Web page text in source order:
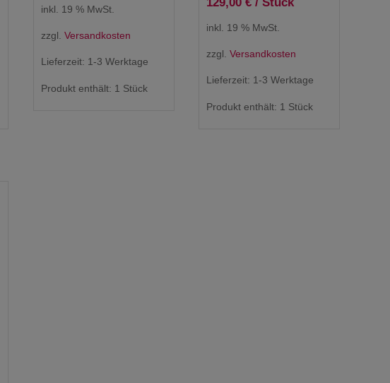
inkl. 19 % MwSt.
zzgl. Versandkosten
Lieferzeit: 1-3 Werktage
Produkt enthält: 1 Stück
inkl. 19 % MwSt.
zzgl.Versandkosten
Lieferzeit: 1-3 Werktage
Produkt enthält: 1 Stück